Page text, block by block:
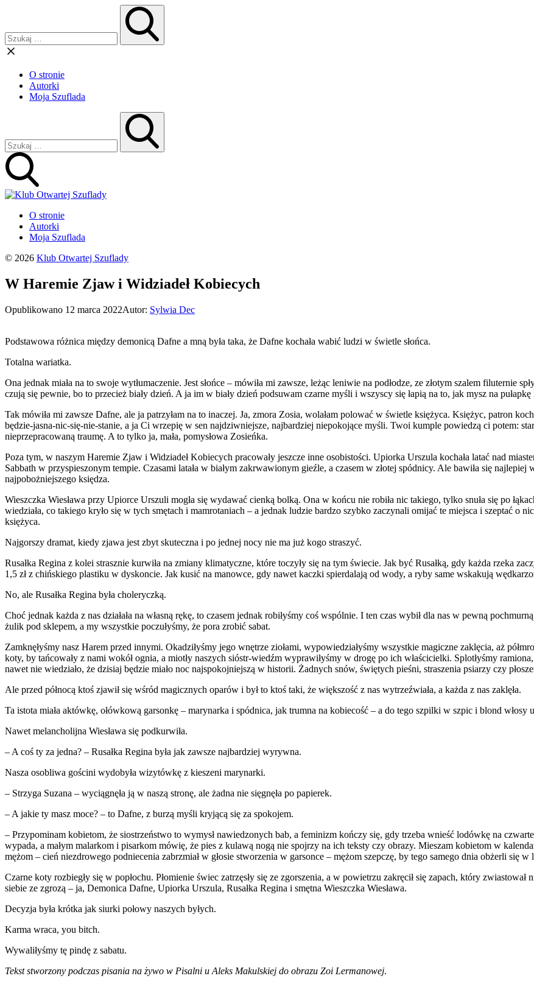
O stronie
Autorki
Moja Szuflada
O stronie
Autorki
Moja Szuflada
© 2026 Klub Otwartej Szuflady
W Haremie Zjaw i Widziadeł Kobiecych
Opublikowano 12 marca 2022Autor: Sylwia Dec
Podstawowa różnica między demonicą Dafne a mną była taka, że Dafne kochała wabić ludzi w świetle słońca.
Totalna wariatka.
Ona jednak miała na to swoje wytłumaczenie. Jest słońce – mówiła mi zawsze, leżąc leniwie na podłodze, ze złotym szalem filuternie
czują się pewnie, bo to przecież biały dzień. A ja im w biały dzień podsuwam czarne myśli i wszyscy się łapią na to, jak mysz na pułapkę
Tak mówiła mi zawsze Dafne, ale ja patrzyłam na to inaczej. Ja, zmora Zosia, wolałam polować w świetle księżyca. Księżyc, patron
będzie-jasna-nic-się-nie-stanie, a ja Ci wrzepię w sen najdziwniejsze, najbardziej niepokojące myśli. Twoi kumple powiedzą ci potem:
nieprzepracowaną traumę. A to tylko ja, mała, pomysłowa Zosieńka.
Poza tym, w naszym Haremie Zjaw i Widziadeł Kobiecych pracowały jeszcze inne osobistości. Upiorka Urszula kochała latać nad
Sabbath w przyspieszonym tempie. Czasami latała w białym zakrwawionym gieźle, a czasem w złotej spódnicy. Ale bawiła się
najpobożniejszego księdza.
Wieszczka Wiesława przy Upiorce Urszuli mogła się wydawać cienką bolką. Ona w końcu nie robiła nic takiego, tylko snuła się po
wiedziała, co takiego kryło się w tych smętach i mamrotaniach – a jednak ludzie bardzo szybko zaczynali omijać te miejsca i szeptać o
księżyca.
Najgorszy dramat, kiedy zjawa jest zbyt skuteczna i po jednej nocy nie ma już kogo straszyć.
Rusałka Regina z kolei strasznie kurwiła na zmiany klimatyczne, które toczyły się na tym świecie. Jak być Rusałką, gdy każda rzeka
1,5 zł z chińskiego plastiku w dyskoncie. Jak kusić na manowce, gdy nawet kaczki spierdalają od wody, a ryby same wskakują
No, ale Rusałka Regina była choleryczką.
Choć jednak każda z nas działała na własną rękę, to czasem jednak robiłyśmy coś wspólnie. I ten czas wybił dla nas w pewną
żulik pod sklepem, a my wszystkie poczułyśmy, że pora zrobić sabat.
Zamknęłyśmy nasz Harem przed innymi. Okadziłyśmy jego wnętrze ziołami, wypowiedziałyśmy wszystkie magiczne zaklęcia, aż
koty, by tańcowały z nami wokół ognia, a miotły naszych sióstr-wiedźm wyprawiłyśmy w drogę po ich właścicielki. Splotłyśmy
nawet nie wiedziało, że dzisiaj będzie miało noc najspokojniejszą w historii. Żadnych snów, świętych pieśni, straszenia psiarzy czy
Ale przed północą ktoś zjawił się wśród magicznych oparów i był to ktoś taki, że większość z nas wytrzeźwiała, a każda z nas zaklęła.
Ta istota miała aktówkę, ołówkową garsonkę – marynarka i spódnica, jak trumna na kobiecość – a do tego szpilki w szpic i blond włosy
Nawet melancholijna Wiesława się podkurwiła.
– A coś ty za jedna? – Rusałka Regina była jak zawsze najbardziej wyrywna.
Nasza osobliwa gościni wydobyła wizytówkę z kieszeni marynarki.
– Strzyga Suzana – wyciągnęła ją w naszą stronę, ale żadna nie sięgnęła po papierek.
– A jakie ty masz moce? – to Dafne, z burzą myśli kryjącą się za spokojem.
– Przypominam kobietom, że siostrzeństwo to wymysł nawiedzonych bab, a feminizm kończy się, gdy trzeba wnieść lodówkę na
wypada, a małym malarkom i pisarkom mówię, że pies z kulawą nogą nie spojrzy na ich teksty czy obrazy. Mieszam kobietom w
mężom – cień niezdrowego podniecenia zabrzmiał w głosie stworzenia w garsonce – mężom szepczę, by tego samego dnia obżerli się
Czarne koty rozbiegły się w popłochu. Płomienie świec zatrzęsły się ze zgorszenia, a w powietrzu zakręcił się zapach, który
siebie ze zgrozą – ja, Demonica Dafne, Upiorka Urszula, Rusałka Regina i smętna Wieszczka Wiesława.
Decyzja była krótka jak siurki połowy naszych byłych.
Karma wraca, you bitch.
Wywaliłyśmy tę pindę z sabatu.
Tekst stworzony podczas pisania na żywo w Pisalni u Aleks Makulskiej do obrazu Zoi Lermanowej.